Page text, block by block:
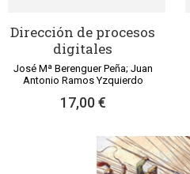
Dirección de procesos
digitales
José Mª Berenguer Peña; Juan
Antonio Ramos Yzquierdo
17,00 €